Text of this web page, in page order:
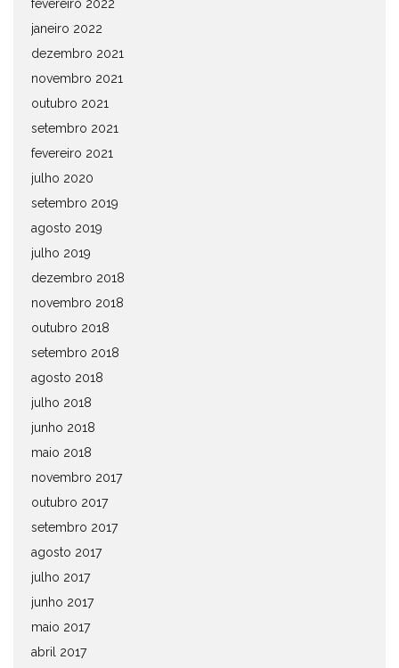
fevereiro 2022
janeiro 2022
dezembro 2021
novembro 2021
outubro 2021
setembro 2021
fevereiro 2021
julho 2020
setembro 2019
agosto 2019
julho 2019
dezembro 2018
novembro 2018
outubro 2018
setembro 2018
agosto 2018
julho 2018
junho 2018
maio 2018
novembro 2017
outubro 2017
setembro 2017
agosto 2017
julho 2017
junho 2017
maio 2017
abril 2017